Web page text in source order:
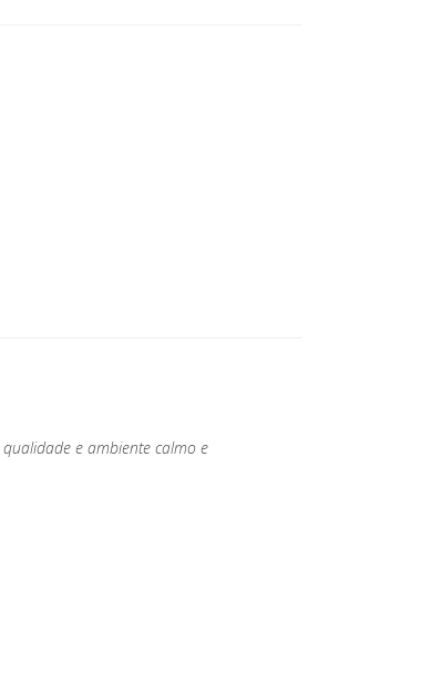
e ambiente calmo e